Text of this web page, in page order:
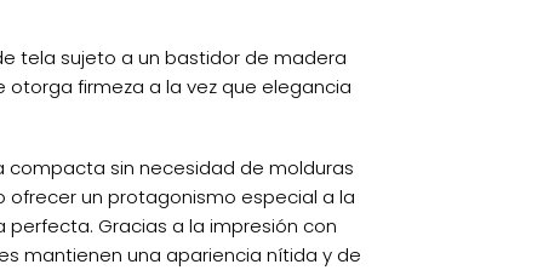
tela sujeto a un bastidor de madera
otorga firmeza a la vez que elegancia
compacta sin necesidad de molduras
ofrecer un protagonismo especial a la
Gracias a la impresión con
mantienen una apariencia nítida y de